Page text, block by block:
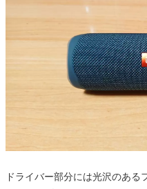
ドライバー部分には光沢のある